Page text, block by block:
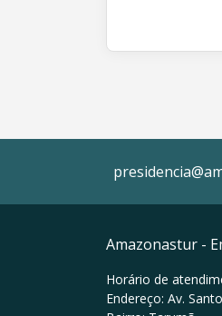
Amazonastur -
Horário de
Endereço: Av.